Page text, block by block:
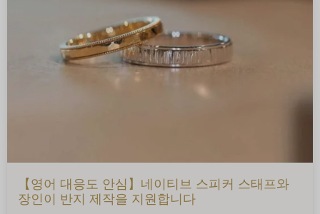
【영어 대응도 안심】네이티브 스피커 스태프와
장인이 반지 제작을 지원합니다